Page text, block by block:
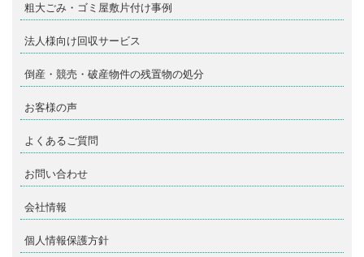
粗大ごみ・ゴミ屋敷片付け事例
法人様向け回収サービス
倒産・競売・破産物件の残置物の処分
お客様の声
よくあるご質問
お問い合わせ
会社情報
個人情報保護方針